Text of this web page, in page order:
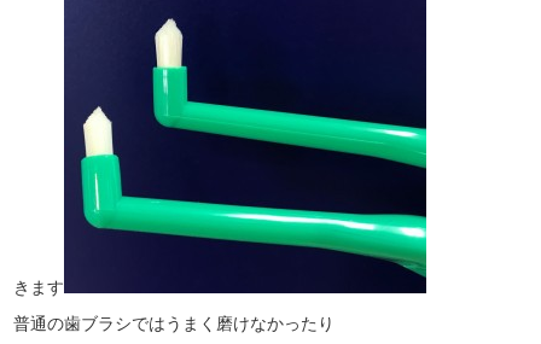
きます
普通の歯ブラシではうまく磨けなかったり